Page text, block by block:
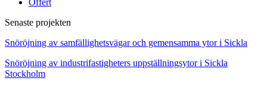
Offert
Senaste projekten
Snöröjning av samfällighetsvägar och gemensamma ytor i Sickla
Snöröjning av industrifastigheters uppställningsytor i Sickla
Stockholm